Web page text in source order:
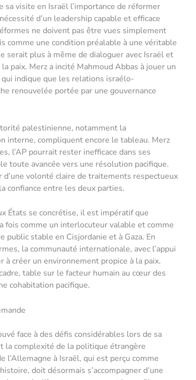
sa visite en Israël l’importance de réformer
d’un leadership capable et efficace
ne doivent pas être vues simplement
comme une condition préalable à une véritable
serait plus à même de dialoguer avec Israël et
paix. Merz a incité Mahmoud Abbas à jouer un
indique que les relations israélo-
renouvelée portée par une gouvernance
palestinienne, notamment la
interne, compliquent encore le tableau. Merz
l’AP pourrait rester inefficace dans ses
toute avancée vers une résolution pacifique.
d’une volonté claire de traitements respectueux
confiance entre les deux parties.
États se concrétise, il est impératif que
fois comme un interlocuteur valable et comme
public stable en Cisjordanie et à Gaza. En
la communauté internationale, avec l’appui
à créer un environnement propice à la paix.
table sur le facteur humain au cœur des
cohabitation pacifique.
face à des défis considérables lors de sa
la complexité de la politique étrangère
l’Allemagne à Israël, qui est perçu comme
doit désormais s’accompagner d’une